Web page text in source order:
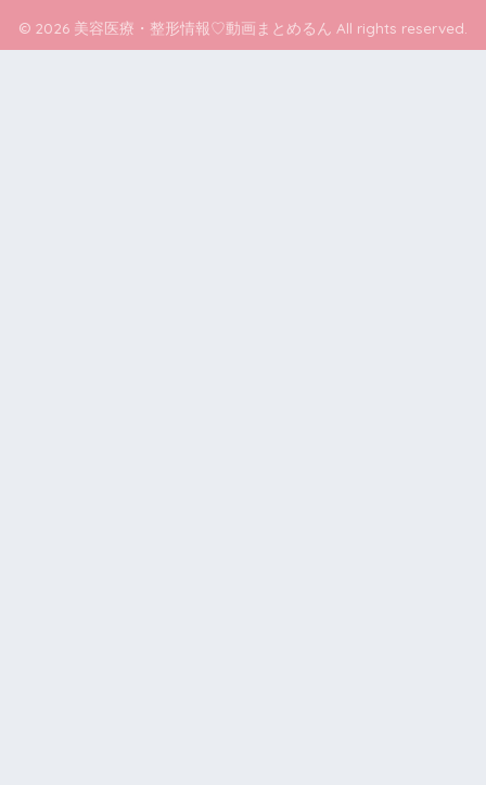
© 2026 美容医療・整形情報♡動画まとめるん All rights reserved.